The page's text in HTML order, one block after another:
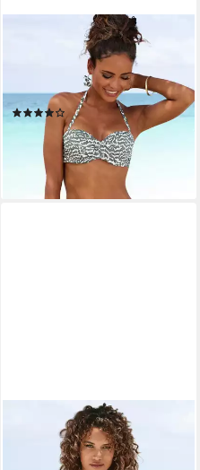
Bügel-Bandeau-Bikini-Top
Sansa, mit abnehmbaren
Trägern
(26)
54,99 €
lieferbar - in 1-2 Werktagen bei dir
Bandeau-Bikini-Top Lexa, mit
Muschelkante